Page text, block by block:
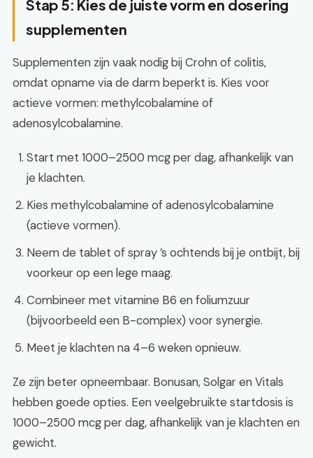
Stap 5: Kies de juiste vorm en dosering
supplementen
Supplementen zijn vaak nodig bij Crohn of colitis,
omdat opname via de darm beperkt is. Kies voor
actieve vormen: methylcobalamine of
adenosylcobalamine.
Start met 1000–2500 mcg per dag, afhankelijk van
je klachten.
Kies methylcobalamine of adenosylcobalamine
(actieve vormen).
Neem de tablet of spray ’s ochtends bij je ontbijt, bij
voorkeur op een lege maag.
Combineer met vitamine B6 en foliumzuur
(bijvoorbeeld een B-complex) voor synergie.
Meet je klachten na 4–6 weken opnieuw.
Ze zijn beter opneembaar. Bonusan, Solgar en Vitals
hebben goede opties. Een veelgebruikte startdosis is
1000–2500 mcg per dag, afhankelijk van je klachten en
gewicht.